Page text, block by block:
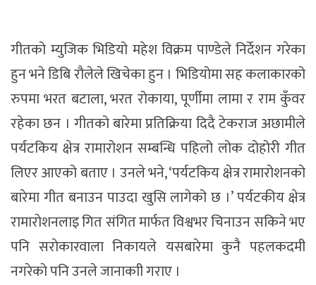
गीतको म्युजिक भिडियो महेश विक्रम पाण्डेले निर्देशन गरेका
हुन भने डिबि रौलेले खिचेका हुन । भिडियोमा सह कलाकारको
रुपमा भरत बटाला, भरत रोकाया, पूर्णीमा लामा र राम कुँवर
रहेका छन । गीतको बारेमा प्रतिक्रिया दिदै टेकराज अछामीले
पर्यटकिय क्षेत्र रामारोशन सम्बन्धि पहिलो लोक दोहोरी गीत
लिएर आएको बताए । उनले भने, ‘पर्यटकिय क्षेत्र रामारोशनको
बारेमा गीत बनाउन पाउदा खुसि लागेको छ ।’ पर्यटकीय क्षेत्र
रामाराेशनलाइ गित संगित मार्फत विश्वभर चिनाउन सकिने भए
पनि सराेकारवाला निकायले यसबारेमा कुनै पहलकदमी
नगरेकाे पनि उनले जानाकाी गराए ।